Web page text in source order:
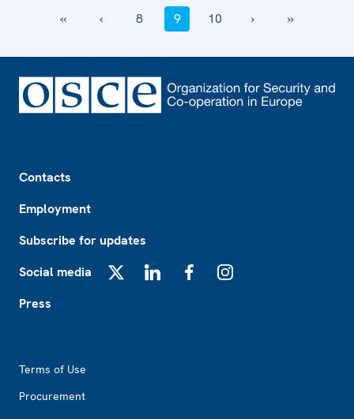
‹‹ ‹ 8 9 10 › ››
Contacts
Employment
Subscribe for updates
Social media
Press
Terms of Use
Procurement